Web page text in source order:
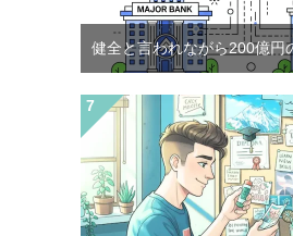
健全と言われながら200億円